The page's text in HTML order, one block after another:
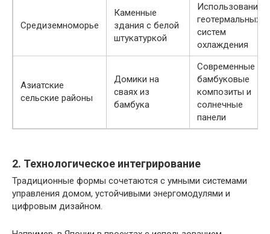
Средиземноморье
Каменные
здания с белой
штукатуркой
Использование
геотермальных
систем
охлаждения
Азиатские
сельские районы
Домики на
сваях из
бамбука
Современные
бамбуковые
композиты и
солнечные
панели
2. Технологическое интегрирование
Традиционные формы сочетаются с умными системами
управления домом, устойчивыми энергомодулями и
цифровым дизайном.